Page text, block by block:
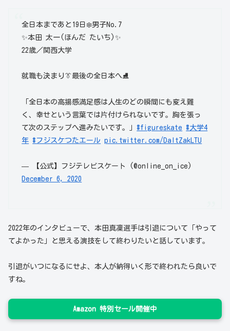
全日本まであと19日❄️男子No.7
✨本田 太一(ほんだ たいち)✨
22歳／関西大学
就職も決まり👔最後の全日本へ⛸
「全日本の高揚感満足感は人生のどの瞬間にも変え難
く、幸せという言葉では片付けられないです。胸を張っ
て次のステップへ進みたいです。」#figureskate #大学4
年 #フジスケつたエール pic.twitter.com/DaltZakLTU
— 【公式】フジテレビスケート (@online_on_ice)
December 6, 2020
2022年のインタビューで、本田真凜選手は引退について「やって
てよかった」と思える演技をして終わりたいと話しています。
引退がいつになるにせよ、本人が納得いく形で終われたら良いで
すね。
Amazon 特別セール開催中